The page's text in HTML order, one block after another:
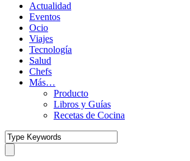
Actualidad
Eventos
Ocio
Viajes
Tecnología
Salud
Chefs
Más…
Producto
Libros y Guías
Recetas de Cocina